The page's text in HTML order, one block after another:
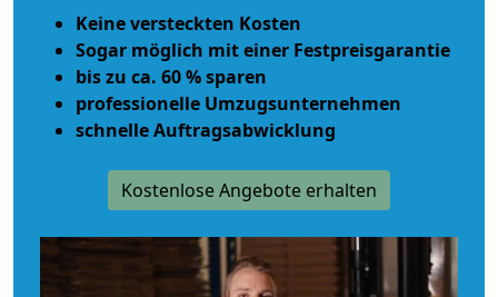
Keine versteckten Kosten
Sogar möglich mit einer Festpreisgarantie
bis zu ca. 60 % sparen
professionelle Umzugsunternehmen
schnelle Auftragsabwicklung
Kostenlose Angebote erhalten